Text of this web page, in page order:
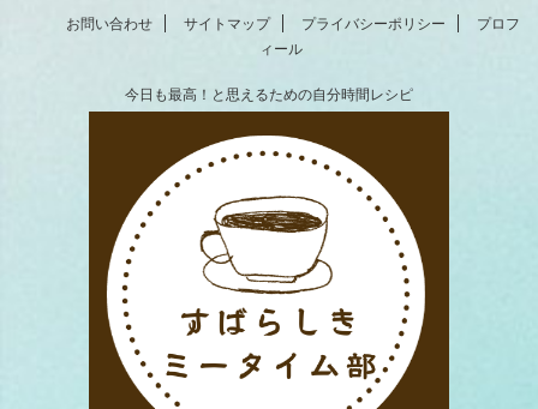
お問い合わせ サイトマップ プライバシーポリシー
プロフ
ィール
今日も最高！と思えるための自分時間レシピ